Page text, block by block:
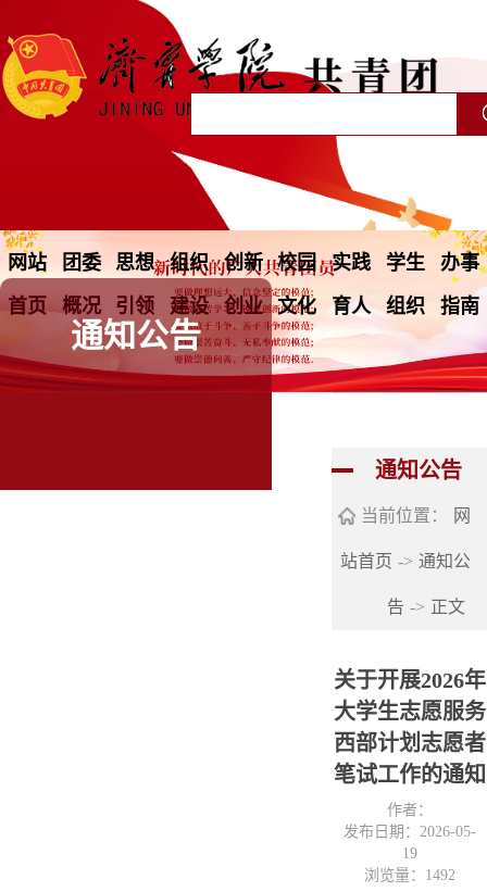
网站
首页
团委
概况
思想
引领
组织
建设
创新
创业
校园
文化
实践
育人
学生
组织
办事
指南
通知公告
通知公告
当前位置： 网
站首页 -> 通知公
告 -> 正文
关于开展2026年
大学生志愿服务
西部计划志愿者
笔试工作的通知
作者：
发布日期：2026-05-
19
浏览量： 1492